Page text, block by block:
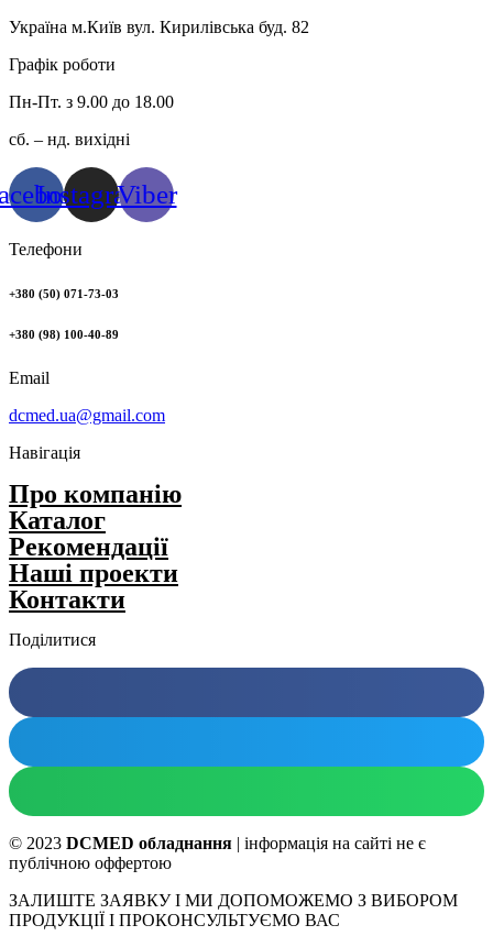
Україна м.Київ вул. Кирилівська буд. 82
Графік роботи
Пн-Пт. з 9.00 до 18.00
сб. – нд. вихідні
InstagramViber
Телефони
+380 (50) 071-73-03
+380 (98) 100-40-89
Email
dcmed.ua@gmail.com
Навігація
Про компанію
Каталог
Рекомендації
Нашi проекти
Контакти
Поділитися
© 2023 DCMED обладнання | інформація на сайті не є
публічною оффертою
ЗАЛИШТЕ ЗАЯВКУ І МИ ДОПОМОЖЕМО З ВИБОРОМ
ПРОДУКЦІЇ І ПРОКОНСУЛЬТУЄМО ВАС